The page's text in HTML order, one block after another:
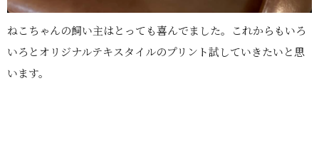
ねこちゃんの飼い主はとっても喜んでました。これからもいろ
いろとオリジナルテキスタイルのプリント試していきたいと思
います。